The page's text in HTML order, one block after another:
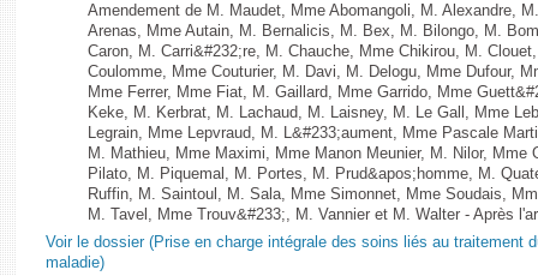
Amendement de M. Maudet, Mme Abomangoli, M. Alexandre,
Arenas, Mme Autain, M. Bernalicis, M. Bex, M. Bilongo, M.
Caron, M. Carri&#232;re, M. Chauche, Mme Chikirou, M.
Coulomme, Mme Couturier, M. Davi, M. Delogu, Mme Dufour,
Mme Ferrer, Mme Fiat, M. Gaillard, Mme Garrido, Mme
Keke, M. Kerbrat, M. Lachaud, M. Laisney, M. Le Gall, Mme
Legrain, Mme Lepvraud, M. L&#233;aument, Mme Pascale
M. Mathieu, Mme Maximi, Mme Manon Meunier, M. Nilor,
Pilato, M. Piquemal, M. Portes, M. Prud&apos;homme, M.
Ruffin, M. Saintoul, M. Sala, Mme Simonnet, Mme Soudais,
M. Tavel, Mme Trouv&#233;, M. Vannier et M. Walter - Après
Voir le dossier (Prise en charge intégrale des soins liés au traitement
maladie)